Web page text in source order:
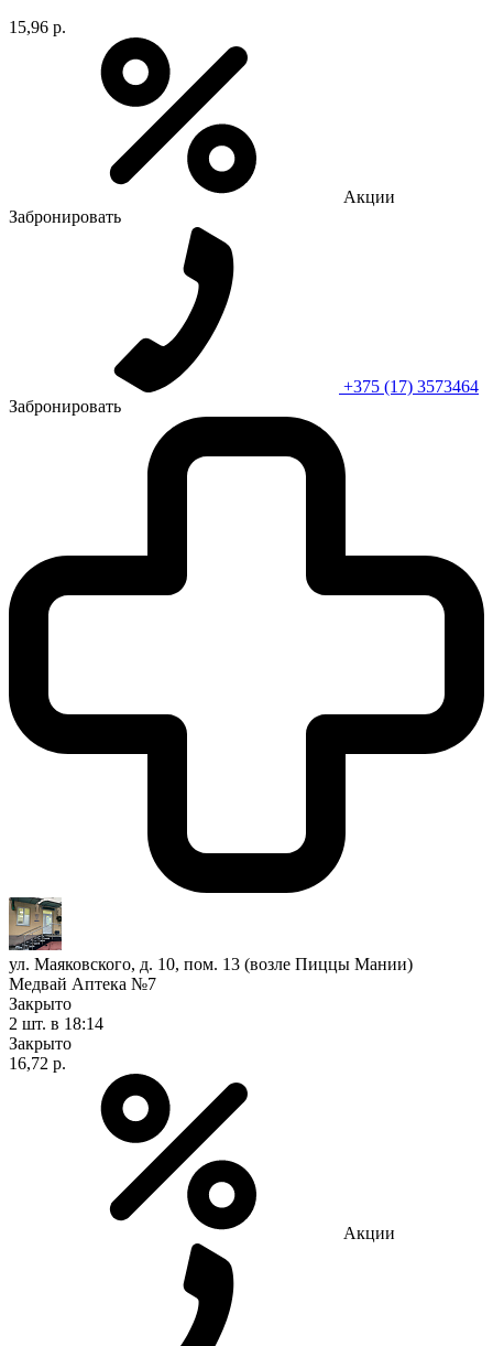
15,96 р.
Акции
Забронировать
+375 (17) 3573464
Забронировать
ул. Маяковского, д. 10, пом. 13 (возле Пиццы Мании)
Медвай Аптека №7
Закрыто
2 шт. в 18:14
Закрыто
16,72 р.
Акции